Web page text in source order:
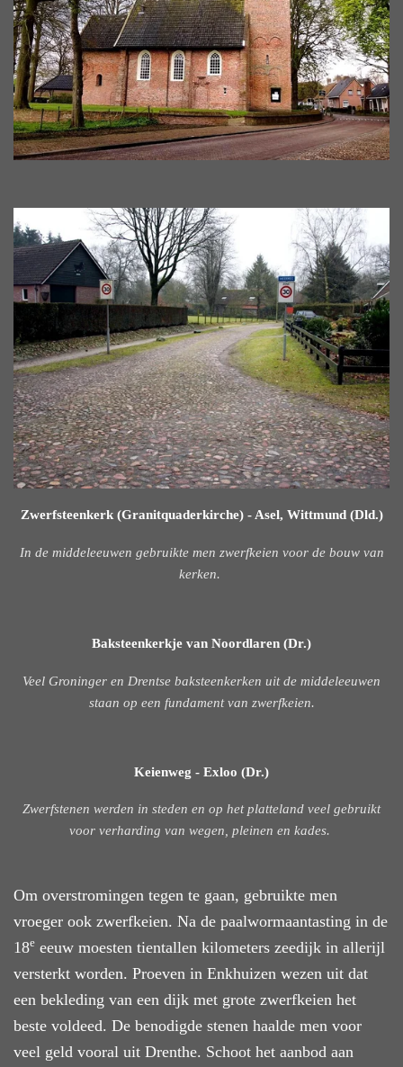
Zwerfsteenkerk (Granitquaderkirche) - Asel, Wittmund (Dld.)
In de middeleeuwen gebruikte men zwerfkeien voor de bouw van
kerken.
Baksteenkerkje van Noordlaren (Dr.)
Veel Groninger en Drentse baksteenkerken uit de middeleeuwen
staan op een fundament van zwerfkeien.
Keienweg - Exloo (Dr.)
Zwerfstenen werden in steden en op het platteland veel gebruikt
voor verharding van wegen, pleinen en kades.
Om overstromingen tegen te gaan, gebruikte men
vroeger ook zwerfkeien. Na de paalwormaantasting in de
18e eeuw moesten tientallen kilometers zeedijk in allerijl
versterkt worden. Proeven in Enkhuizen wezen uit dat
een bekleding van een dijk met grote zwerfkeien het
beste voldeed. De benodigde stenen haalde men voor
veel geld vooral uit Drenthe. Schoot het aanbod aan